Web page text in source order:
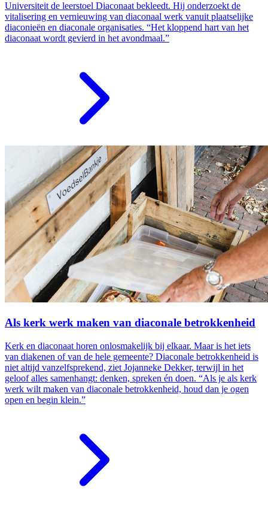
Universiteit de leerstoel Diaconaat bekleedt. Hij onderzoekt de
vitalisering en vernieuwing van diaconaal werk vanuit plaatselijke
diaconieën en diaconale organisaties. “Het kloppend hart van het
diaconaat wordt gevierd in het avondmaal.”
Als kerk werk maken van diaconale betrokkenheid
Kerk en diaconaat horen onlosmakelijk bij elkaar. Maar is het iets
van diakenen of van de hele gemeente? Diaconale betrokkenheid is
niet altijd vanzelfsprekend, ziet Jojanneke Dekker, terwijl in het
geloof alles samenhangt: denken, spreken én doen. “Als je als kerk
werk wilt maken van diaconale betrokkenheid, houd dan je ogen
open en begin klein.”